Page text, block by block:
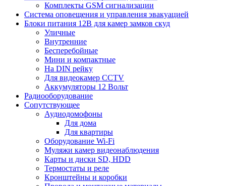
Комплекты GSM сигнализации
Cистема оповещения и управления эвакуацией
Блоки питания 12В для камер замков скуд
Уличные
Внутренние
Бесперебойные
Мини и компактные
На DIN рейку
Для видеокамер CCTV
Аккумуляторы 12 Вольт
Радиооборудование
Сопутствующее
Аудиодомофоны
Для дома
Для квартиры
Оборудование Wi-Fi
Муляжи камер видеонаблюдения
Карты и диски SD, HDD
Термостаты и реле
Кронштейны и коробки